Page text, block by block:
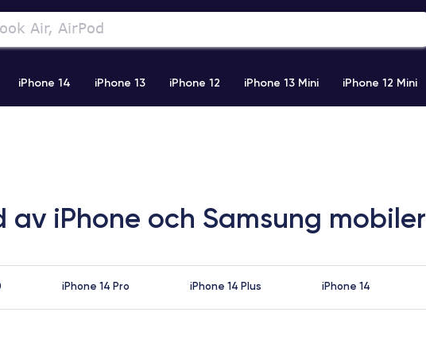
iPhone 14 iPhone 13 iPhone 12 iPhone 13 Mini iPhone 12 Mini
iPhone och Samsung mobiler
iPhone 14 Pro iPhone 14 Plus iPhone 14